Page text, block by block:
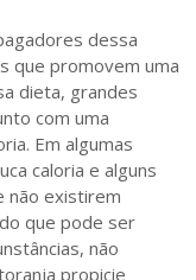
dessa
que promovem uma
dieta, grandes
com uma
Em algumas
caloria e alguns
não existirem
que pode ser
não
propicie